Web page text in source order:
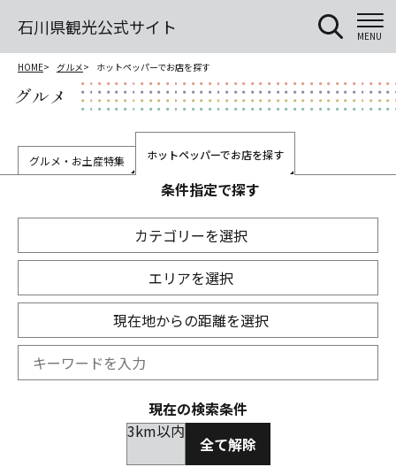
石川県観光公式サイト MENU
HOME グルメ ホットペッパーでお店を探す
グルメ
グルメ・お土産特集 ホットペッパーでお店を探す
条件指定で探す
カテゴリーを選択
エリアを選択
現在地からの距離を選択
現在の検索条件
3km以内
全て解除